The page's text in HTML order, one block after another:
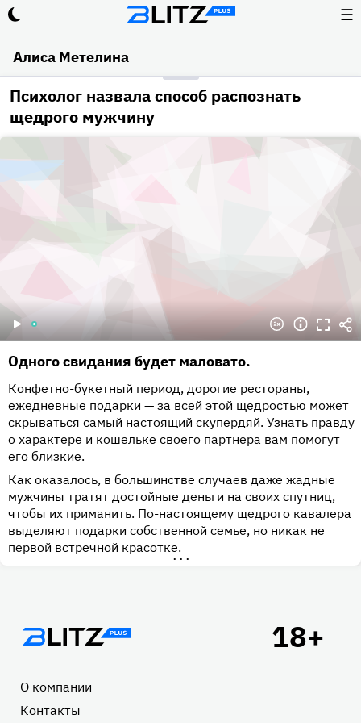
☰
Алиса Метелина
Психолог назвала способ распознать
щедрого мужчину
Одного свидания будет маловато.
Конфетно-букетный период, дорогие рестораны,
ежедневные подарки — за всей этой щедростью может
скрываться самый настоящий скупердяй. Узнать правду
о характере и кошельке своего партнера вам помогут
его близкие.
Как оказалось, в большинстве случаев даже жадные
мужчины тратят достойные деньги на своих спутниц,
чтобы их приманить. По-настоящему щедрого кавалера
выделяют подарки собственной семье, но никак не
первой встречной красотке.
•••
Подвал
О компании
Контакты